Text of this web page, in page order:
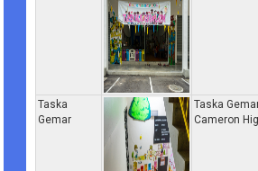
Taska
Gemar
Taska
Cameron